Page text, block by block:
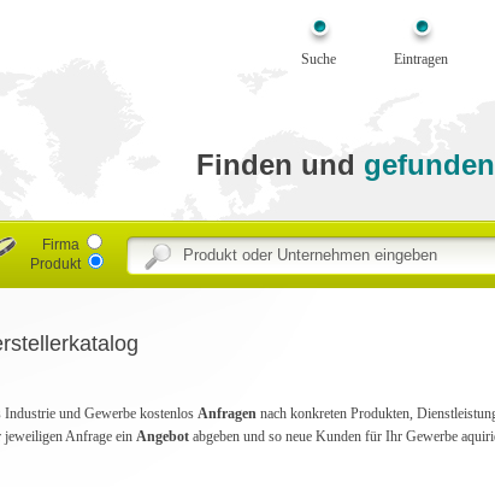
Suche Eintragen
Finden und
Firma
Produkt
und Gewerbe kostenlos Anfragen nach konkreten Produkten,
jeweiligen Anfrage ein Angebot abgeben und so neue Kunden für Ihr Gewerbe